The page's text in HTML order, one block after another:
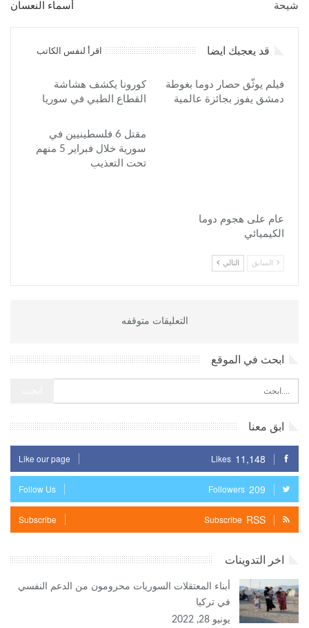
شيحة
أسماء النعسان
قد يعجبك ايضا اقرأ لنفس الكاتب
فيلم يوثّق حصار دوما بغوطة
دمشق يفوز بجائزة عالمية
كورونا يكشف هشاشة
القطاع الطبي في سوريا
عام على هجوم دوما
الكيميائي
مقتل 6 فلسطينيين في
سورية خلال فبراير 5 منهم
تحت التعذيب
السابق التالي
التعليقات متوقفه
ابحث في الموقع
ابق معنا
11,148
Likes
Like our page
209
Followers
Follow Us
RSS
Subscribe
Subscribe
اخر التدوينات
أبناء المعتقلات السوريات محرومون من الدعم النفسي
في تركيا
يونيو 28, 2022